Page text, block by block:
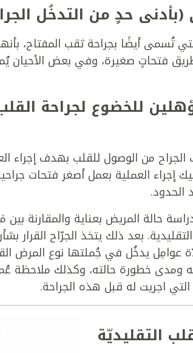
(بأدنى حدٍ من التدخُل
تُسمى أيضًا بجراحة ثقب المفتاح،
فتحاتٍ صغيرة، وفي بعض الأحيان
للخضوع لجراحة
من الوصول للقلب بهدف إجراء
إجراء العملية بعمل أصغر فتحات
الحدود.
حالة المريض بعناية والمقارنة
بعد ذلك يتخذ الجرّاح القرار
يدخُل في جُملتها نوع المرض
ومدى خطورة حالته، وكذلك ملاحظة
التي اجريت له قبل هذه الجراحة.
التقليديّة